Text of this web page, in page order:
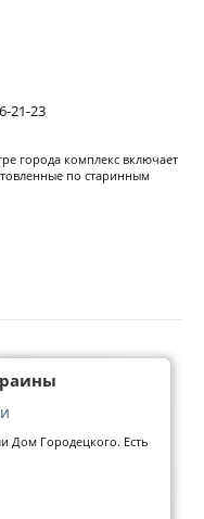
21-23
города комплекс включает
по старинным
Дом Городецкого. Есть